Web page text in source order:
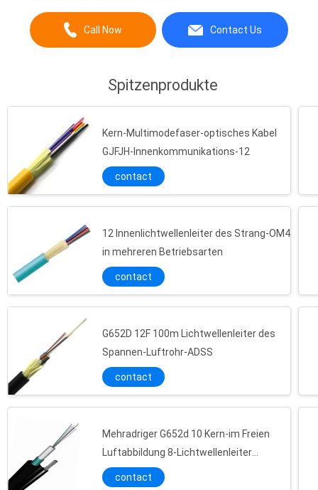
Call Now Contact Us
Spitzenprodukte
Kern-Multimodefaser-optisches Kabel
GJFJH-Innenkommunikations-12
contact
12 Innenlichtwellenleiter des Strang-OM4
in mehreren Betriebsarten
contact
G652D 12F 100m Lichtwellenleiter des
Spannen-Luftrohr-ADSS
contact
Mehradriger G652d 10 Kern-im Freien
Luftabbildung 8-Lichtwellenleiter
GYTC8S
contact